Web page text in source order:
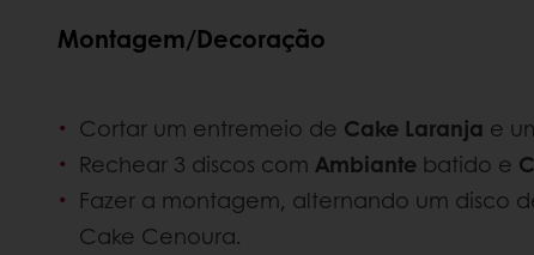
Montagem/Decoração
Cortar um entremeio de Cake Laranja e
Rechear 3 discos com Ambiante batido e
Fazer a montagem, alternando um disco
Cake Cenoura.